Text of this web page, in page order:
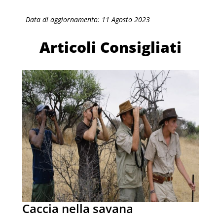
Data di aggiornamento: 11 Agosto 2023
Articoli Consigliati
Caccia nella savana